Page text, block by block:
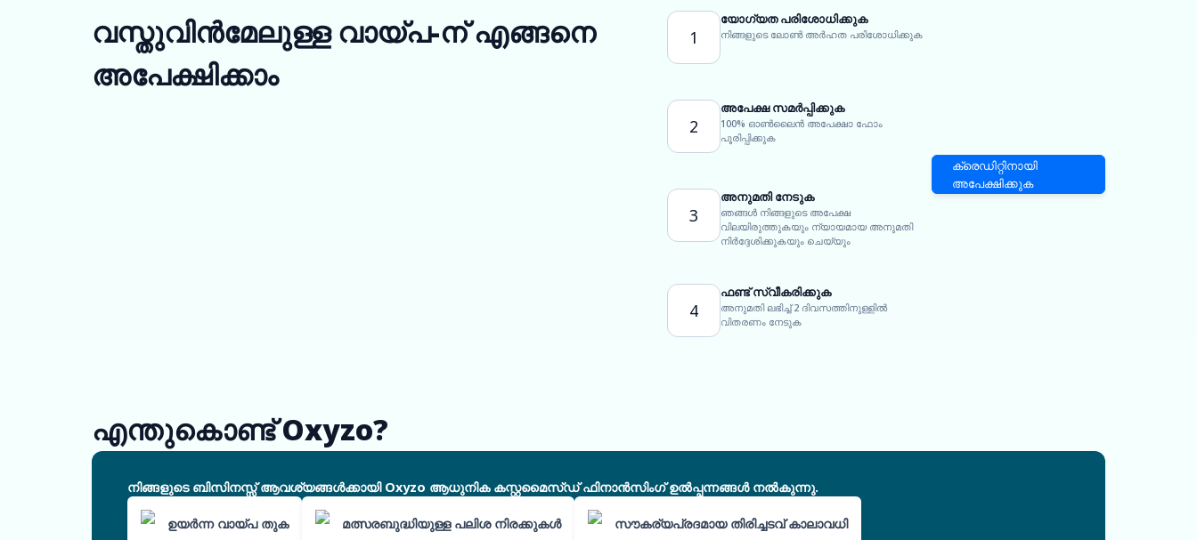
വസ്തുവിൻമേലുള്ള വായ്പ-ന് എങ്ങനെ
അപേക്ഷിക്കാം
1
യോഗ്യത പരിശോധിക്കുക
നിങ്ങളുടെ ലോൺ അർഹത പരിശോധിക്കുക
2
അപേക്ഷ സമർപ്പിക്കുക
100% ഓൺലൈൻ അപേക്ഷാ ഫോം
പൂരിപ്പിക്കുക
3
അനുമതി നേടുക
ഞങ്ങൾ നിങ്ങളുടെ അപേക്ഷ
വിലയിരുത്തുകയും ന്യായമായ അനുമതി
നിർദ്ദേശിക്കുകയും ചെയ്യും
4
ഫണ്ട് സ്വീകരിക്കുക
അനുമതി ലഭിച്ച് 2 ദിവസത്തിനുള്ളിൽ
വിതരണം നേടുക
ക്രെഡിറ്റിനായി
അപേക്ഷിക്കുക
എന്തുകൊണ്ട് Oxyzo?
നിങ്ങളുടെ ബിസിനസ്സ് ആവശ്യങ്ങൾക്കായി Oxyzo ആധുനിക കസ്റ്റമൈസ്ഡ് ഫിനാൻസിംഗ് ഉൽപ്പന്നങ്ങൾ നൽകുന്നു.
ഉയർന്ന വായ്പ തുക മത്സരബുദ്ധിയുള്ള പലിശ നിരക്കുകൾ സൗകര്യപ്രദമായ തിരിച്ചടവ് കാലാവധി